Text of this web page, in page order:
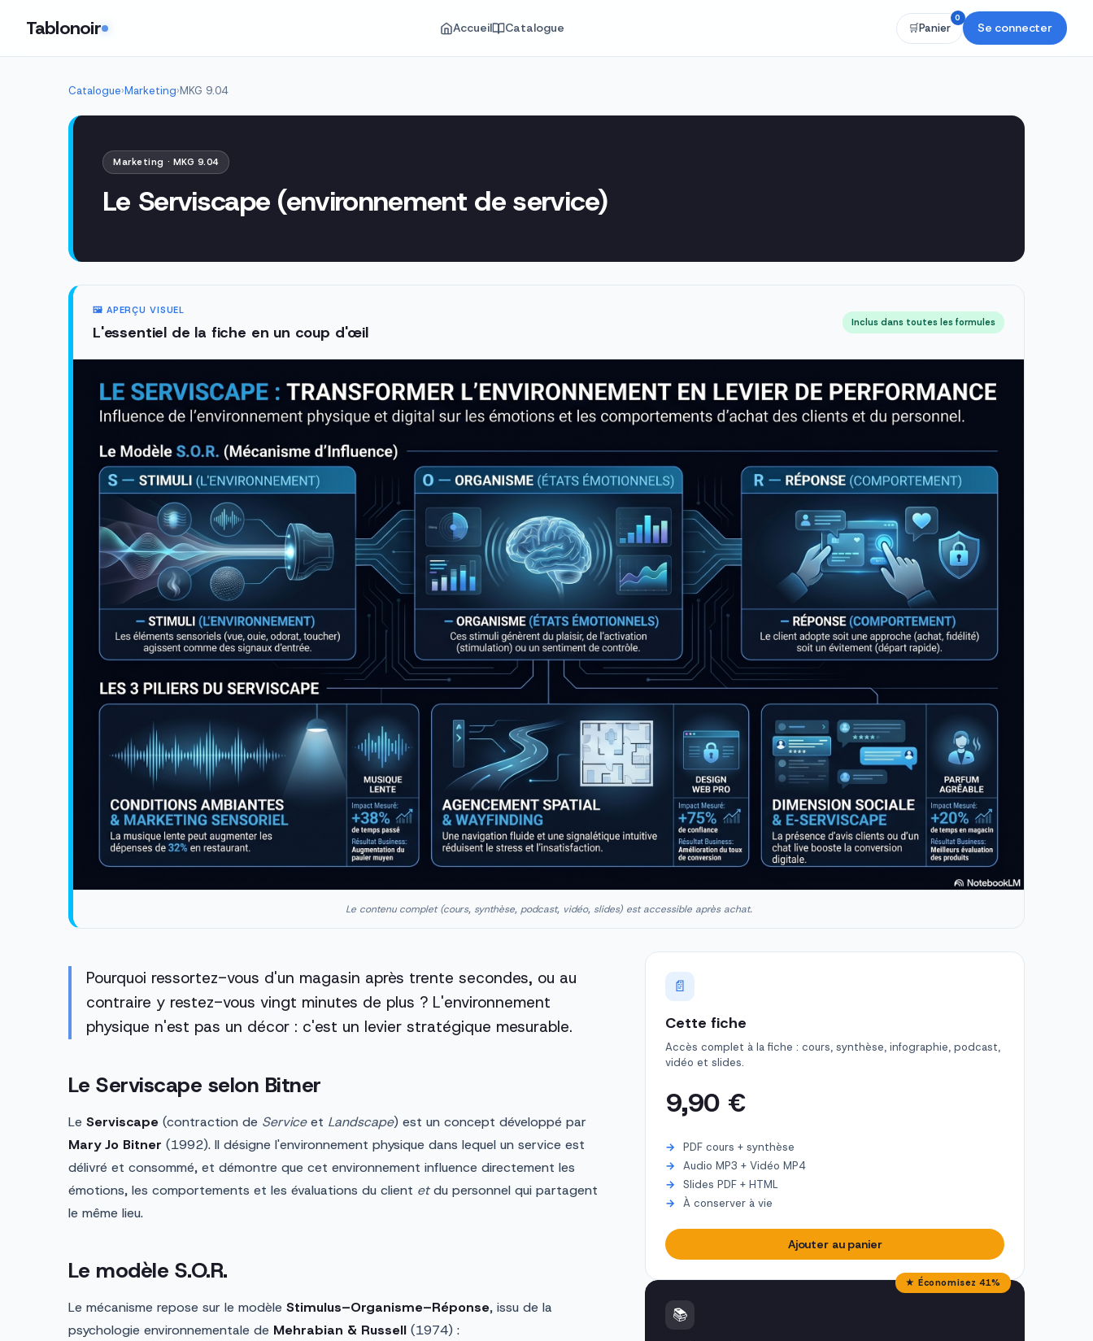
Tablonoir Accueil Catalogue 🛒Panier
0
Se connecter
Catalogue›Marketing›MKG 9.04
Marketing · MKG 9.04
Le Serviscape (environnement de service)
🖼️ APERÇU VISUEL
L'essentiel de la fiche en un coup d'œil
Inclus dans toutes les formules
Le contenu complet (cours, synthèse, podcast, vidéo, slides) est accessible après achat.
Pourquoi ressortez-vous d'un magasin après trente secondes, ou au
contraire y restez-vous vingt minutes de plus ? L'environnement
physique n'est pas un décor : c'est un levier stratégique mesurable.
Le Serviscape selon Bitner
Le Serviscape (contraction de Serviceet Landscape) est un concept développé par
Mary Jo Bitner (1992). Il désigne l'environnement physique dans lequel un service est
délivré et consommé, et démontre que cet environnement influence directement les
émotions, les comportements et les évaluations du client etdu personnel qui partagent
le même lieu.
Le modèle S.O.R.
Le mécanisme repose sur le modèle Stimulus–Organisme–Réponse, issu de la
psychologie environnementale de Mehrabian & Russell (1974) :
📄
Cette fiche
Accès complet à la fiche : cours, synthèse, infographie, podcast,
vidéo et slides.
9,90 €
PDF cours + synthèse
Audio MP3 + Vidéo MP4
Slides PDF + HTML
À conserver à vie
Ajouter au panier
★ Économisez 41%
📚